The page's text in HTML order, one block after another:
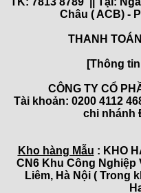
Châu ( ACB) -
THANH
[Thông
CÔNG TY CỔ
Tài khoản: 0200 4112
chi nhánh
Kho hàng Mẫu : KHO
CN6 Khu Công Nghiệp
Liêm, Hà Nội ( Trong